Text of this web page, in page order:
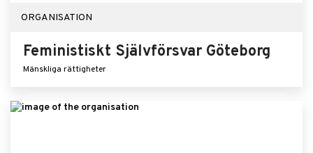
ORGANISATION
Feministiskt Självförsvar Göteborg
Mänskliga rättigheter